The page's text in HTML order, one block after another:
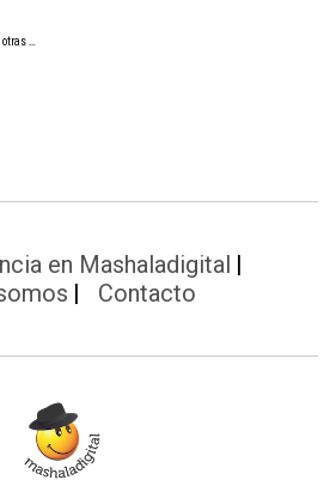
…
en Mashaladigital
Contacto